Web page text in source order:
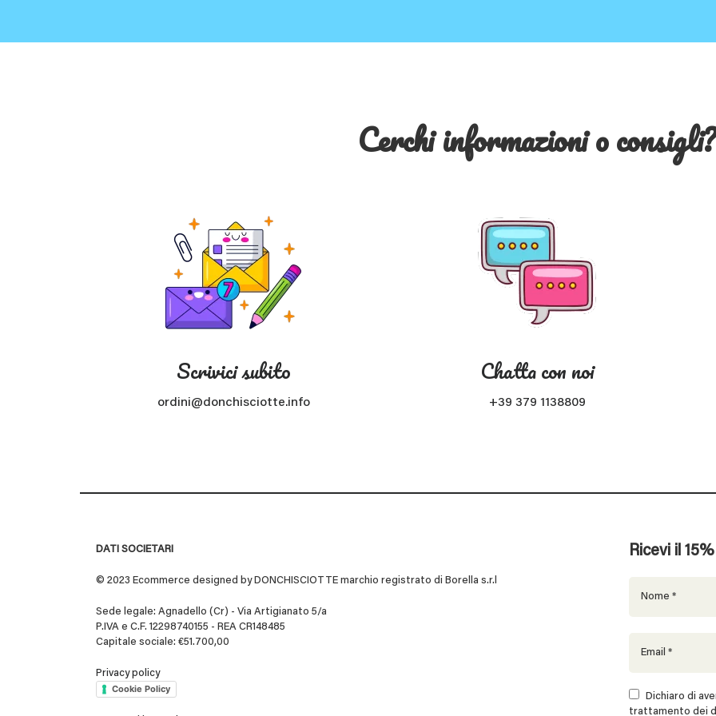
Cerchi informazioni o consigli?
Scrivici subito
ordini@donchisciotte.info
Chatta con noi
+39 379 1138809
DATI SOCIETARI
© 2023 Ecommerce designed by DONCHISCIOTTE marchio registrato di Borella s.r.l
Sede legale: Agnadello (Cr) - Via Artigianato 5/a
P.IVA e C.F. 12298740155 - REA CR148485
Capitale sociale: €51.700,00
Privacy policy
Cookie Policy
Ricevi il
Dichiaro di
trattamento dei